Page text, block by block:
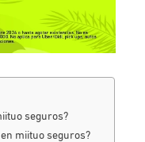
seguros?
miituo seguros?